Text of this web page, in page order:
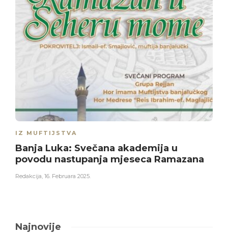
IZ MUFTIJSTVA
Banja Luka: Svečana akademija u
povodu nastupanja mjeseca Ramazana
Redakcija, 16. Februara 2025.
Najnovije